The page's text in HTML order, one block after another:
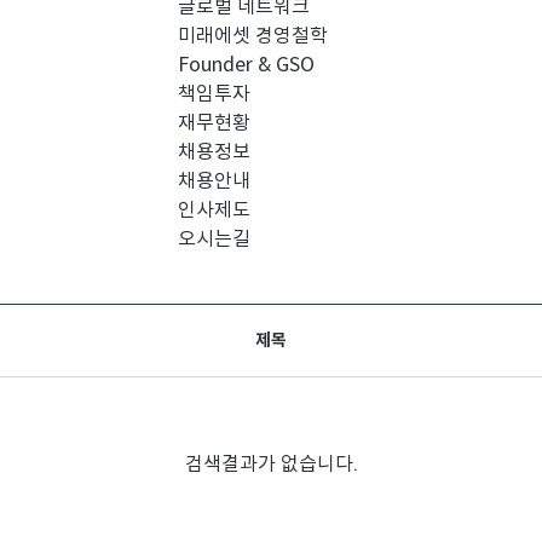
글로벌 네트워크
미래에셋 경영철학
Founder & GSO
책임투자
재무현황
채용정보
채용안내
인사제도
오시는길
제목
검색결과가 없습니다.